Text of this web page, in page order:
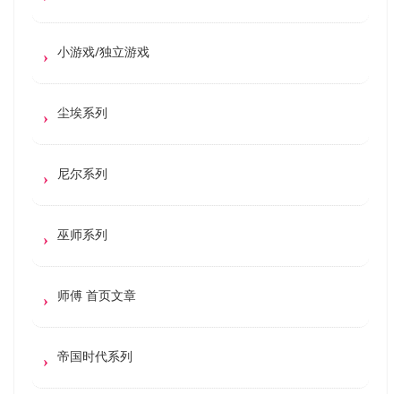
小游戏/独立游戏
尘埃系列
尼尔系列
巫师系列
师傅 首页文章
帝国时代系列